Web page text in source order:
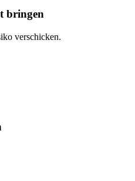
bringen
verschicken.